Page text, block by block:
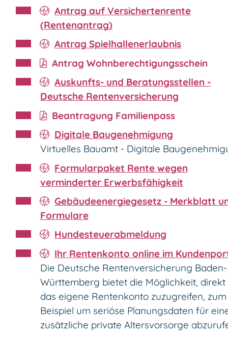
Antrag auf Versichertenrente
(Rentenantrag)
Antrag Spielhallenerlaubnis
Antrag Wohnberechtigungsschein
Auskunfts- und Beratungsstellen -
Deutsche Rentenversicherung
Beantragung Familienpass
Digitale Baugenehmigung
Virtuelles Bauamt - Digitale
Formularpaket Rente wegen
verminderter Erwerbsfähigkeit
Gebäudeenergiegesetz - Merkblatt
Formulare
Hundesteuerabmeldung
Ihr Rentenkonto online im
Die Deutsche Rentenversicherung Baden-
Württemberg bietet die Möglichkeit,
das eigene Rentenkonto zuzugreifen, zum
Beispiel um seriöse Planungsdaten für
zusätzliche private Altersvorsorge